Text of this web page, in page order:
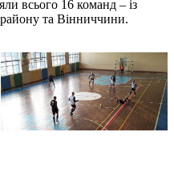
всього 16 команд – із
та Вінниччини.